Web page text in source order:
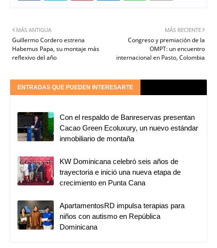
MÁS RECIENTE
Congreso y premiación de la
OMPT: un encuentro
internacional en Pasto, Colombia
MÁS ANTIGUA
Guillermo Cordero estrena
Habemus Papa, su montaje más
reflexivo del año
ENTRADAS QUE PUEDEN INTERESARTE
Con el respaldo de Banreservas presentan
Cacao Green Ecoluxury, un nuevo estándar
inmobiliario de montaña
KW Dominicana celebró seis años de
trayectoria e inició una nueva etapa de
crecimiento en Punta Cana
ApartamentosRD impulsa terapias para
niños con autismo en República
Dominicana